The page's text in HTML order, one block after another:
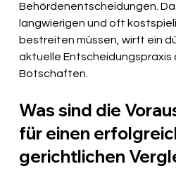
Behördenentscheidungen.
langwierigen und oft
bestreiten müssen, wirft ein
aktuelle Entscheidungspraxis
Botschaften.
Was sind die
für einen
gerichtlichen